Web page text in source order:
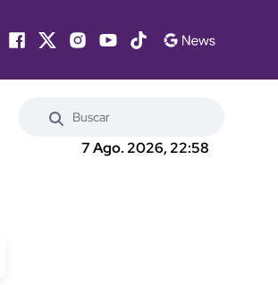
7 Ago. 2026, 22:58